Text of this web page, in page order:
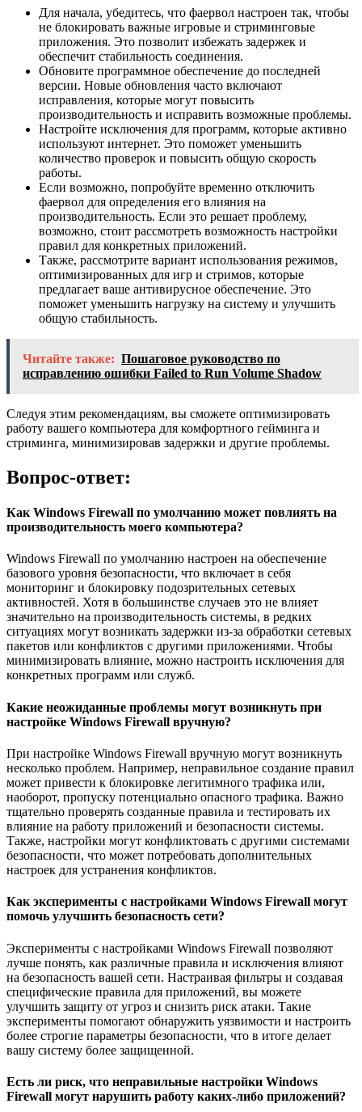
Для начала, убедитесь, что фаервол настроен так, чтобы
не блокировать важные игровые и стриминговые
приложения. Это позволит избежать задержек и
обеспечит стабильность соединения.
Обновите программное обеспечение до последней
версии. Новые обновления часто включают
исправления, которые могут повысить
производительность и исправить возможные проблемы.
Настройте исключения для программ, которые активно
используют интернет. Это поможет уменьшить
количество проверок и повысить общую скорость
работы.
Если возможно, попробуйте временно отключить
фаервол для определения его влияния на
производительность. Если это решает проблему,
возможно, стоит рассмотреть возможность настройки
правил для конкретных приложений.
Также, рассмотрите вариант использования режимов,
оптимизированных для игр и стримов, которые
предлагает ваше антивирусное обеспечение. Это
поможет уменьшить нагрузку на систему и улучшить
общую стабильность.
Читайте также: Пошаговое руководство по
исправлению ошибки Failed to Run Volume Shadow
Следуя этим рекомендациям, вы сможете оптимизировать
работу вашего компьютера для комфортного гейминга и
стриминга, минимизировав задержки и другие проблемы.
Вопрос-ответ:
Как Windows Firewall по умолчанию может повлиять на
производительность моего компьютера?
Windows Firewall по умолчанию настроен на обеспечение
базового уровня безопасности, что включает в себя
мониторинг и блокировку подозрительных сетевых
активностей. Хотя в большинстве случаев это не влияет
значительно на производительность системы, в редких
ситуациях могут возникать задержки из-за обработки сетевых
пакетов или конфликтов с другими приложениями. Чтобы
минимизировать влияние, можно настроить исключения для
конкретных программ или служб.
Какие неожиданные проблемы могут возникнуть при
настройке Windows Firewall вручную?
При настройке Windows Firewall вручную могут возникнуть
несколько проблем. Например, неправильное создание правил
может привести к блокировке легитимного трафика или,
наоборот, пропуску потенциально опасного трафика. Важно
тщательно проверять созданные правила и тестировать их
влияние на работу приложений и безопасности системы.
Также, настройки могут конфликтовать с другими системами
безопасности, что может потребовать дополнительных
настроек для устранения конфликтов.
Как эксперименты с настройками Windows Firewall могут
помочь улучшить безопасность сети?
Эксперименты с настройками Windows Firewall позволяют
лучше понять, как различные правила и исключения влияют
на безопасность вашей сети. Настраивая фильтры и создавая
специфические правила для приложений, вы можете
улучшить защиту от угроз и снизить риск атаки. Такие
эксперименты помогают обнаружить уязвимости и настроить
более строгие параметры безопасности, что в итоге делает
вашу систему более защищенной.
Есть ли риск, что неправильные настройки Windows
Firewall могут нарушить работу каких-либо приложений?